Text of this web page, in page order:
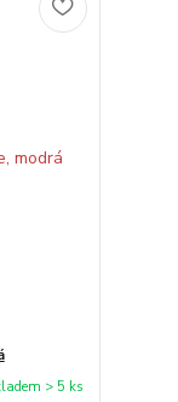
> 5 ks